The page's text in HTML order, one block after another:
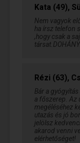
Kata (49),
Nem vagyok
ha írsz telefon
,hogy csak a
Rézi (63),
Bár a
a főszerep. Az
megéléséhez
utazás és jó
jelölsz
akarod venni
elérhetőséget!